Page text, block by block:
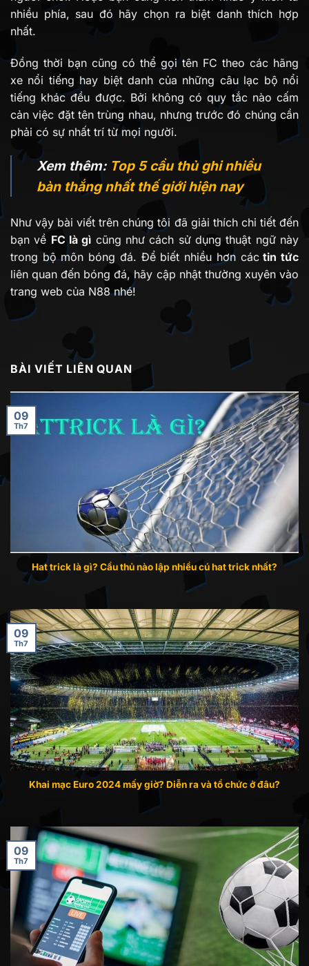
nhiều phía, sau đó hãy chọn ra biệt danh thích hợp
nhất.
Đồng thời bạn cũng có thể gọi tên FC theo các hãng
xe nổi tiếng hay biệt danh của những câu lạc bộ nổi
tiếng khác đều được. Bởi không có quy tắc nào cấm
cản việc đặt tên trùng nhau, nhưng trước đó chúng cần
phải có sự nhất trí từ mọi người.
Xem thêm: Top 5 cầu thủ ghi nhiều
bàn thắng nhất thế giới hiện nay
Như vậy bài viết trên chúng tôi đã giải thích chi tiết đến
bạn về FC là gì cũng như cách sử dụng thuật ngữ này
trong bộ môn bóng đá. Để biết nhiều hơn cáctin tức
liên quan đến bóng đá, hãy cập nhật thường xuyên vào
trang web của N88 nhé!
BÀI VIẾT LIÊN QUAN
Hat trick là gì? Cầu thủ nào lập nhiều cú hat trick nhất?
09
Th7
Khai mạc Euro 2024 mấy giờ? Diễn ra và tổ chức ở đâu?
09
Th7
09
Th7